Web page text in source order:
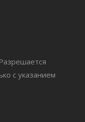
с указанием